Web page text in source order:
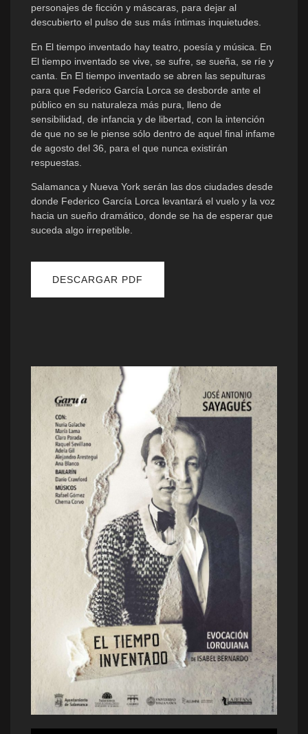
personajes de ficción y máscaras, para dejar al
descubierto el pulso de sus más íntimas inquietudes.
En El tiempo inventado hay teatro, poesía y música. En
El tiempo inventado se vive, se sufre, se sueña, se ríe y
canta. En El tiempo inventado se abren las sepulturas
para que Federico García Lorca se desborde ante el
público en su naturaleza más pura, lleno de
sensibilidad, de infancia y de libertad, con la intención
de que no se le piense sólo dentro de aquel final infame
de agosto del 36, para el que nunca existirán
respuestas.
Salamanca y Nueva York serán las dos ciudades desde
donde Federico García Lorca levantará el vuelo y la voz
hacia un sueño dramático, donde se ha de esperar que
suceda algo irrepetible.
DESCARGAR PDF